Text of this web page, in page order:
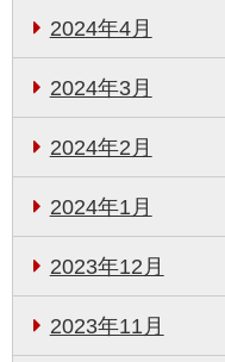
2024年4月
2024年3月
2024年2月
2024年1月
2023年12月
2023年11月